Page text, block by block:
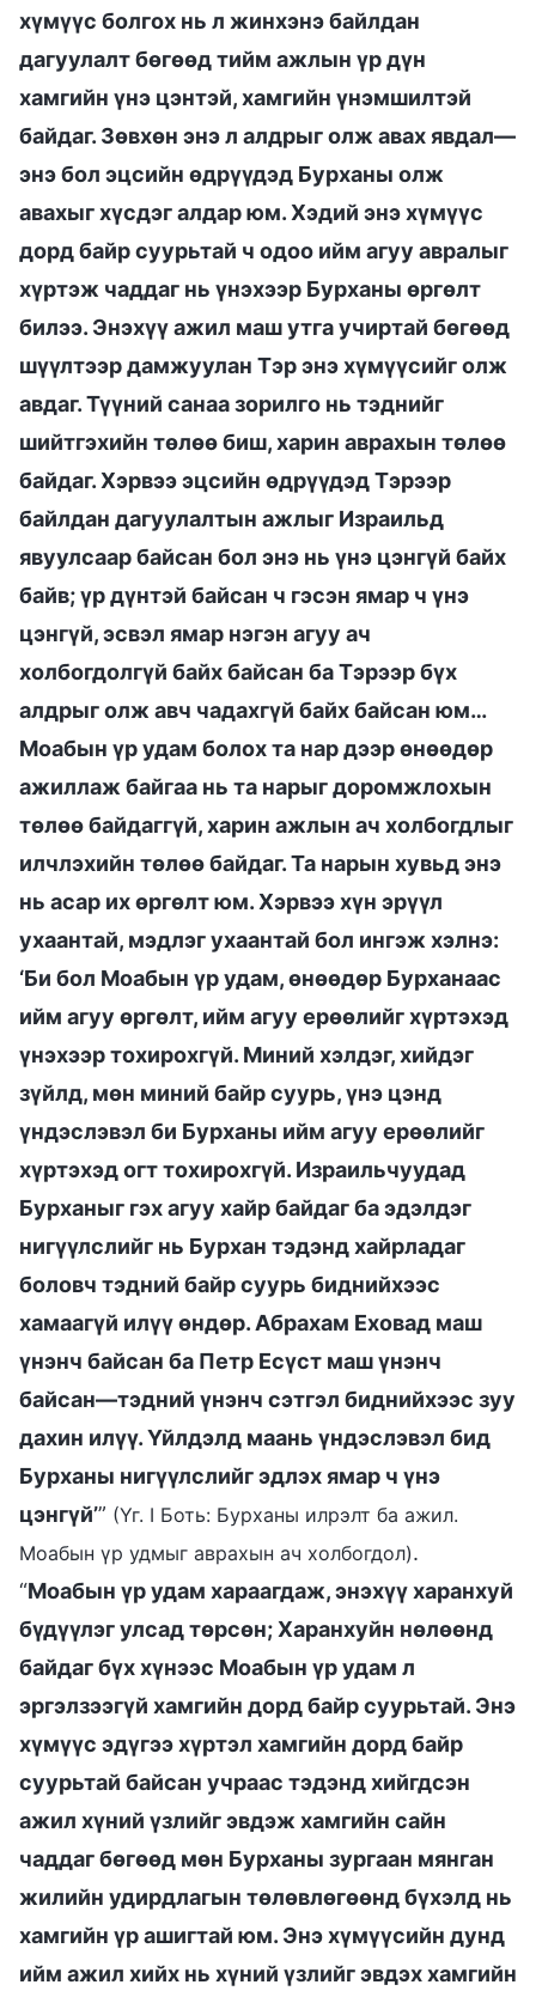
хүмүүс болгох нь л жинхэнэ байлдан
дагуулалт бөгөөд тийм ажлын үр дүн
хамгийн үнэ цэнтэй, хамгийн үнэмшилтэй
байдаг. Зөвхөн энэ л алдрыг олж авах явдал—
энэ бол эцсийн өдрүүдэд Бурханы олж
авахыг хүсдэг алдар юм. Хэдий энэ хүмүүс
дорд байр суурьтай ч одоо ийм агуу авралыг
хүртэж чаддаг нь үнэхээр Бурханы өргөлт
билээ. Энэхүү ажил маш утга учиртай бөгөөд
шүүлтээр дамжуулан Тэр энэ хүмүүсийг олж
авдаг. Түүний санаа зорилго нь тэднийг
шийтгэхийн төлөө биш, харин аврахын төлөө
байдаг. Хэрвээ эцсийн өдрүүдэд Тэрээр
байлдан дагуулалтын ажлыг Израильд
явуулсаар байсан бол энэ нь үнэ цэнгүй байх
байв; үр дүнтэй байсан ч гэсэн ямар ч үнэ
цэнгүй, эсвэл ямар нэгэн агуу ач
холбогдолгүй байх байсан ба Тэрээр бүх
алдрыг олж авч чадахгүй байх байсан юм…
Моабын үр удам болох та нар дээр өнөөдөр
ажиллаж байгаа нь та нарыг доромжлохын
төлөө байдаггүй, харин ажлын ач холбогдлыг
илчлэхийн төлөө байдаг. Та нарын хувьд энэ
нь асар их өргөлт юм. Хэрвээ хүн эрүүл
ухаантай, мэдлэг ухаантай бол ингэж хэлнэ:
‘Би бол Моабын үр удам, өнөөдөр Бурханаас
ийм агуу өргөлт, ийм агуу ерөөлийг хүртэхэд
үнэхээр тохирохгүй. Миний хэлдэг, хийдэг
зүйлд, мөн миний байр суурь, үнэ цэнд
үндэслэвэл би Бурханы ийм агуу ерөөлийг
хүртэхэд огт тохирохгүй. Израильчуудад
Бурханыг гэх агуу хайр байдаг ба эдэлдэг
нигүүлслийг нь Бурхан тэдэнд хайрладаг
боловч тэдний байр суурь биднийхээс
хамаагүй илүү өндөр. Абрахам Еховад маш
үнэнч байсан ба Петр Есүст маш үнэнч
байсан—тэдний үнэнч сэтгэл биднийхээс зуу
дахин илүү. Үйлдэлд маань үндэслэвэл бид
Бурханы нигүүлслийг эдлэх ямар ч үнэ
цэнгүй’” (Үг. I Боть: Бурханы илрэлт ба ажил.
Моабын үр удмыг аврахын ач холбогдол).
“Моабын үр удам хараагдаж, энэхүү харанхуй
бүдүүлэг улсад төрсөн; Харанхуйн нөлөөнд
байдаг бүх хүнээс Моабын үр удам л
эргэлзээгүй хамгийн дорд байр суурьтай. Энэ
хүмүүс эдүгээ хүртэл хамгийн дорд байр
суурьтай байсан учраас тэдэнд хийгдсэн
ажил хүний үзлийг эвдэж хамгийн сайн
чаддаг бөгөөд мөн Бурханы зургаан мянган
жилийн удирдлагын төлөвлөгөөнд бүхэлд нь
хамгийн үр ашигтай юм. Энэ хүмүүсийн дунд
ийм ажил хийх нь хүний үзлийг эвдэх хамгийн